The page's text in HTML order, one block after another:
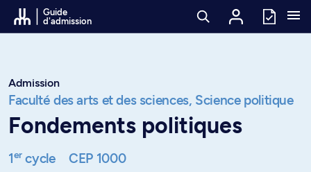
Passer au contenu
Guide
d'admission
Admission
Faculté des arts et des sciences, Science politique
Fondements politiques
1ercycle CEP 1000